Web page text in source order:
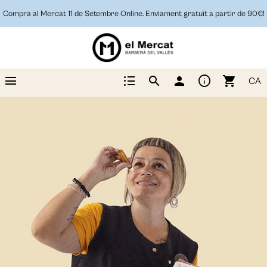
Compra al Mercat 11 de Setembre Online. Enviament gratuït a partir de 90€!
menu format_list_bulleted search person info shopping_cart CA